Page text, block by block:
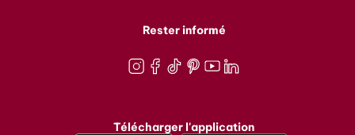
Rester informé
Télécharger l'application